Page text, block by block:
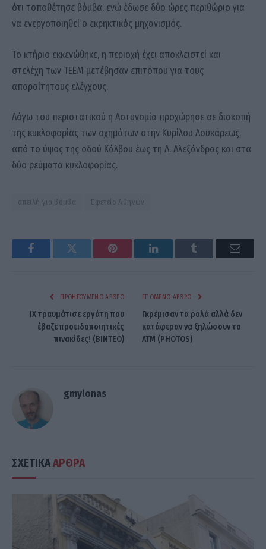
ότι τοποθέτησε βόμβα, ενώ έδωσε δύο ώρες περιθώριο για
να ενεργοποιηθεί ο εκρηκτικός μηχανισμός.
Το κτήριο εκκενώθηκε, η περιοχή έχει αποκλειστεί και
στελέχη των ΤΕΕΜ μετέβησαν επιτόπου για τους
απαραίτητους ελέγχους.
Λόγω του περιστατικού η Αστυνομία προχώρησε σε διακοπή
της κυκλοφορίας των οχημάτων στην Κυρίλου Λουκάρεως,
από το ύψος της οδού Κάλβου έως τη Λ. Αλεξάνδρας και στα
δύο ρεύματα κυκλοφορίας.
απειλή για βόμβα Εφετείο Αθηνών
FacebookTwitter Pinterest LinkedInTumblr Email
ΠΡΟΗΓΟΎΜΕΝΟ ΆΡΘΡΟ
ΙΧ τραυμάτισε εργάτη που
έβαζε προειδοποιητικές
πινακίδες! (ΒΙΝΤΕΟ)
ΕΠΌΜΕΝΟ ΆΡΘΡΟ
Γκρέμισαν τα ρολά αλλά δεν
κατάφεραν να ξηλώσουν το
ΑΤΜ (PHOTOS)
gmylonas
ΣΧΕΤΙΚΑΑΡΘΡΑ